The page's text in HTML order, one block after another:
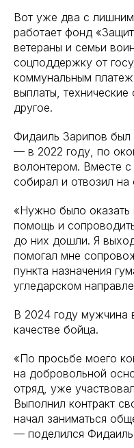
Вот уже два с
работает фонд
ветераны и семьи
соцподдержку от
коммунальным
выплаты,
другое.
Фидаиль Зарипов
— в 2022 году, по
волонтером. Вместе с
собирал и отвозил
«Нужно было оказать
помощь и
до них дошли. Я
помогал мне
пункта назначения
угледарском
В 2024 году мужчина
качестве бойца.
«По просьбе моего
на добровольной
отряд, уже
Выполнил контракт
начал заниматься
— поделился